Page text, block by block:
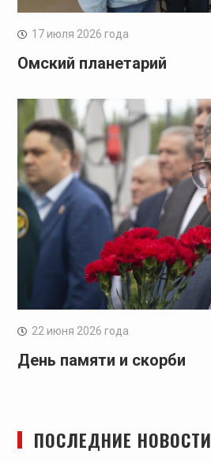
17 июля 2026 года
Омский планетарий
22 июня 2026 года
День памяти и скорби
ПОСЛЕДНИЕ НОВОСТИ